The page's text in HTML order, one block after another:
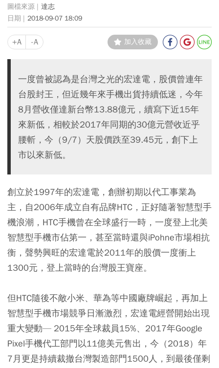
達志
2018-09-07 18:09
+A -A 加入收藏
一度曾被認為是台灣之光的宏達電，股價曾連年
台股封王，但近幾年來手機出貨持續低迷，今年
8月營收僅達新台幣13.88億元，續寫下近15年
來新低，相較於2017年同期的30億元營收近乎
腰斬，今（9/7）天股價跌至39.45元，創下上
市以來新低。
創立於1997年的宏達電，創辦初期以代工事業為
主，自2006年成立自有品牌HTC，正好隨著智慧型手
機浪潮，HTC手機曾在全球盛行一時，一度登上北美
智慧型手機市佔第一，甚至當時還與iPohne市場相抗
衡，聲勢興旺的宏達電於2011年的股價一度衝上
1300元，登上當時的台灣股王寶座。
但HTC隨後不敵小米、華為等中國廠牌崛起，再加上
智慧型手機市場競爭日漸激烈，宏達電經營開始出現
重大變動— 2015年全球裁員15%、2017年Google
Pixel手機代工部門以11億美元售出，今（2018）年
7月更是持續裁撤台灣製造部門1500人，到最後僅剩